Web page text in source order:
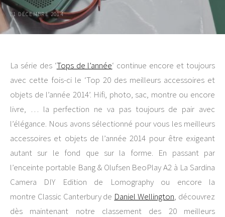
31 DÉCEMBRE 2014
La série des ‘Tops de l’année‘ continue encore et toujours
avec cette fois-ci le ‘Top 20 des meilleurs accessoires et
objets de l’année 2014’. Hifi, photo, sac, montre ou encore
livre, … la perfection ne va pas toujours de pair avec
l’élégance. Nous avons sélectionné pour vous les meilleurs
accessoires et objets de l’année 2014 pour être exigeant
autant sur le fond que sur la forme. En passant par
l’enceinte portable Bang & Olufsen BeoPlay A2 à La Sardina
Camera DIY Edition de Lomography ou encore la
montre Classic Canterbury de Daniel Wellington, découvrez
dès maintenant notre classement des 20 meilleurs